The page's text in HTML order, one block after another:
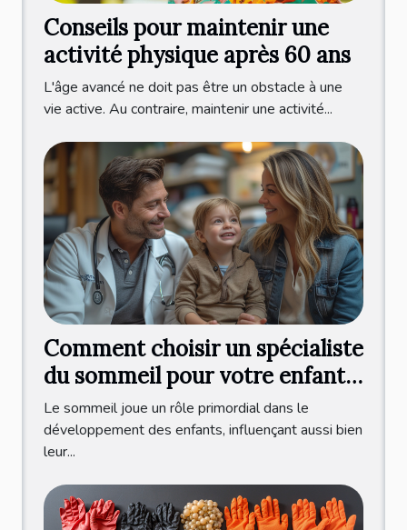
Conseils pour maintenir une
activité physique après 60 ans
L'âge avancé ne doit pas être un obstacle à une
vie active. Au contraire, maintenir une activité...
Comment choisir un spécialiste
du sommeil pour votre enfant :
critères et bénéfices d'une
consultation professionnelle
Le sommeil joue un rôle primordial dans le
développement des enfants, influençant aussi bien
leur...